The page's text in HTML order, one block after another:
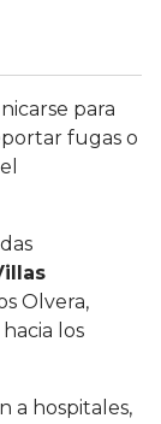
para
fugas o
Olvera,
los
a hospitales,